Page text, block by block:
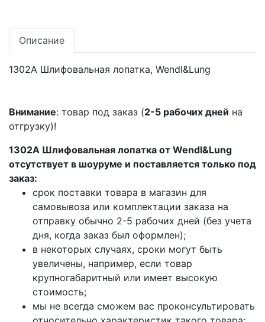
Описание
1302A Шлифовальная лопатка, Wendl&Lung
Внимание: товар под заказ (2-5 рабочих дней на
отгрузку)!
1302A Шлифовальная лопатка от Wendl&Lung
отсутствует в шоуруме и поставляется только под
заказ:
срок поставки товара в магазин для
самовывоза или комплектации заказа на
отправку обычно 2-5 рабочих дней (без учета
дня, когда заказ был оформлен);
в некоторых случаях, сроки могут быть
увеличены, например, если товар
крупногабаритный или имеет высокую
стоимость;
мы не всегда сможем вас проконсультировать